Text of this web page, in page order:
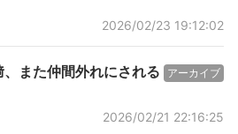
2026/02/23 19:12:02
、また仲間外れにされる アーカイブ
2026/02/21 22:16:25